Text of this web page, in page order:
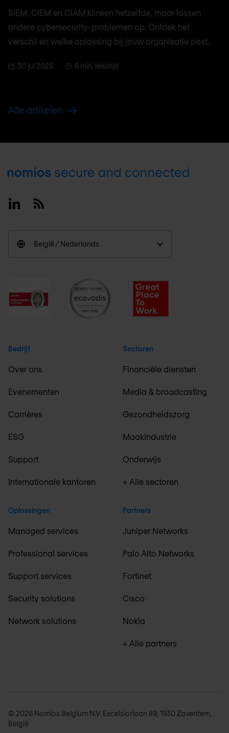
SIEM, CIEM en CIAM klinken hetzelfde, maar lossen
andere cybersecurity-problemen op. Ontdek het
verschil en welke oplossing bij jouw organisatie past.
30 jul 2026 6 min. leestijd
Alle artikelen
Footer
LinkedinRSS
België / Nederlands
Bedrijf
Over ons
Evenementen
Carrières
ESG
Support
Internationale kantoren
Oplossingen
Managed services
Professional services
Support services
Security solutions
Network solutions
Sectoren
Financiële diensten
Media & broadcasting
Gezondheidszorg
Maakindustrie
Onderwijs
+ Alle sectoren
Partners
Juniper Networks
Palo Alto Networks
Fortinet
Cisco
Nokia
+ Alle partners
© 2026 Nomios Belgium N.V. Excelsiorlaan 89, 1930 Zaventem,
België